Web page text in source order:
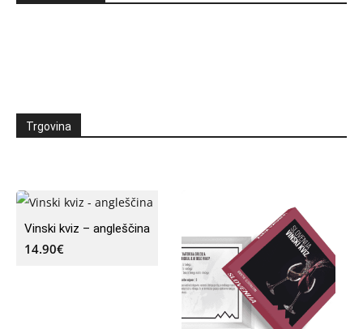
Trgovina
Vinski kviz – angleščina
14.90€